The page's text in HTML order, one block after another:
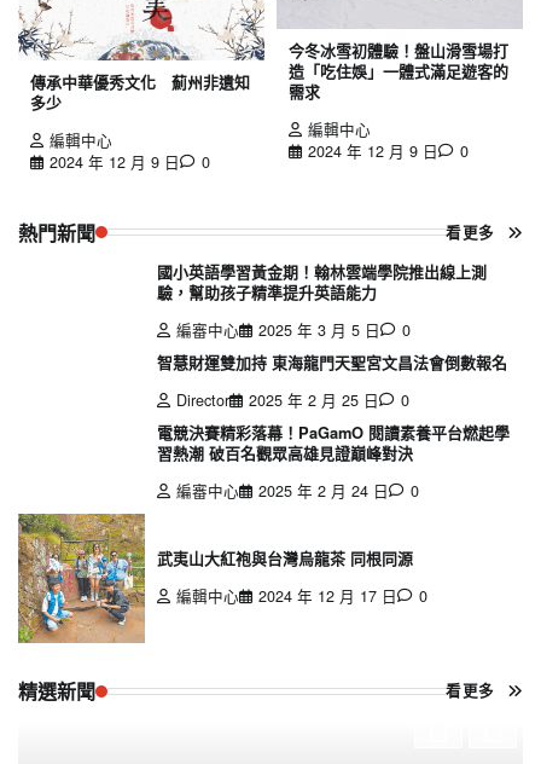
傳承中華優秀文化 薊州非遺知
多少
編輯中心
2024 年 12 月 9 日
0
今冬冰雪初體驗！盤山滑雪場打
造「吃住娛」一體式滿足遊客的
需求
編輯中心
2024 年 12 月 9 日
0
熱門新聞 看更多
國小英語學習黃金期！翰林雲端學院推出線上測
驗，幫助孩子精準提升英語能力
編審中心
2025 年 3 月 5 日
0
智慧財運雙加持 東海龍門天聖宮文昌法會倒數報名
Director
2025 年 2 月 25 日
0
電競決賽精彩落幕！PaGamO 閱讀素養平台燃起學
習熱潮 破百名觀眾高雄見證巔峰對決
編審中心
2025 年 2 月 24 日 0
武夷山大紅袍與台灣烏龍茶 同根同源
編輯中心
2024 年 12 月 17 日 0
精選新聞 看更多